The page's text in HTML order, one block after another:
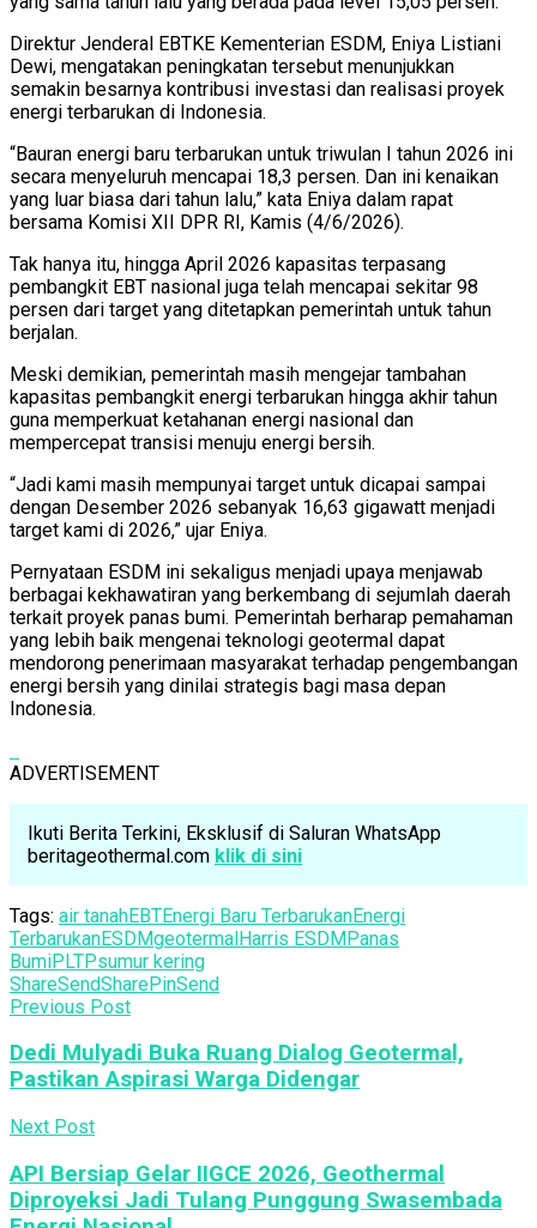
Direktur Jenderal EBTKE Kementerian ESDM, Eniya Listiani
Dewi, mengatakan peningkatan tersebut menunjukkan
semakin besarnya kontribusi investasi dan realisasi proyek
energi terbarukan di Indonesia.
“Bauran energi baru terbarukan untuk triwulan I tahun 2026 ini
secara menyeluruh mencapai 18,3 persen. Dan ini kenaikan
yang luar biasa dari tahun lalu,” kata Eniya dalam rapat
bersama Komisi XII DPR RI, Kamis (4/6/2026).
Tak hanya itu, hingga April 2026 kapasitas terpasang
pembangkit EBT nasional juga telah mencapai sekitar 98
persen dari target yang ditetapkan pemerintah untuk tahun
berjalan.
Meski demikian, pemerintah masih mengejar tambahan
kapasitas pembangkit energi terbarukan hingga akhir tahun
guna memperkuat ketahanan energi nasional dan
mempercepat transisi menuju energi bersih.
“Jadi kami masih mempunyai target untuk dicapai sampai
dengan Desember 2026 sebanyak 16,63 gigawatt menjadi
target kami di 2026,” ujar Eniya.
Pernyataan ESDM ini sekaligus menjadi upaya menjawab
berbagai kekhawatiran yang berkembang di sejumlah daerah
terkait proyek panas bumi. Pemerintah berharap pemahaman
yang lebih baik mengenai teknologi geotermal dapat
mendorong penerimaan masyarakat terhadap pengembangan
energi bersih yang dinilai strategis bagi masa depan
Indonesia.
ADVERTISEMENT
Ikuti Berita Terkini, Eksklusif di Saluran WhatsApp
beritageothermal.com klik di sini
Tags: air tanahEBTEnergi Baru TerbarukanEnergi
TerbarukanESDMgeotermalHarris ESDMPanas
BumiPLTPsumur kering
ShareSendSharePinSend
Previous Post
Dedi Mulyadi Buka Ruang Dialog Geotermal,
Pastikan Aspirasi Warga Didengar
Next Post
API Bersiap Gelar IIGCE 2026, Geothermal
Diproyeksi Jadi Tulang Punggung Swasembada